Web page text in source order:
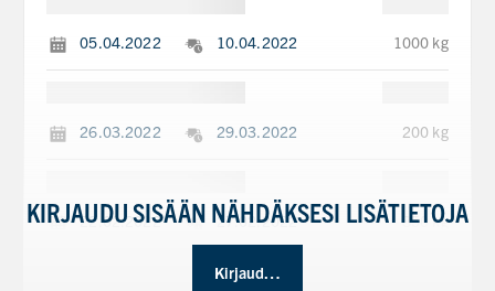
05.04.2022 10.04.2022 1000 kg
26.03.2022 29.03.2022 200 kg
22.02.2022 27.02.2022 850 kg
KIRJAUDU SISÄÄN NÄHDÄKSESI LISÄTIETOJA
Kirjaudu sisään